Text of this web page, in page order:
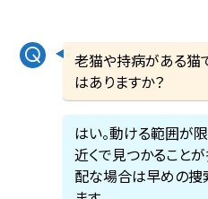
老猫や持病がある猫
はありますか？
はい。動ける範囲が
近くで見つかること
配な場合は早めの捜